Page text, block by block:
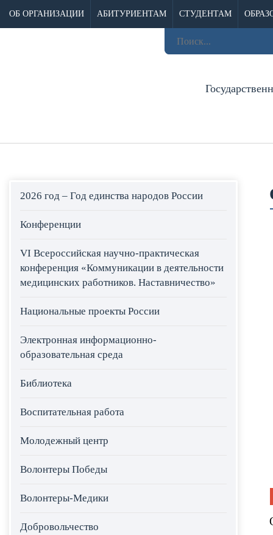
ОБ ОРГАНИЗАЦИИ АБИТУРИЕНТАМ СТУДЕНТАМ
2026 год – Год единства народов России
Конференции
VI Всероссийская научно-практическая
конференция «Коммуникации в деятельности
медицинских работников. Наставничество»
Национальные проекты России
Электронная информационно-
образовательная среда
Библиотека
Воспитательная работа
Молодежный центр
Волонтеры Победы
Волонтеры-Медики
Добровольчество